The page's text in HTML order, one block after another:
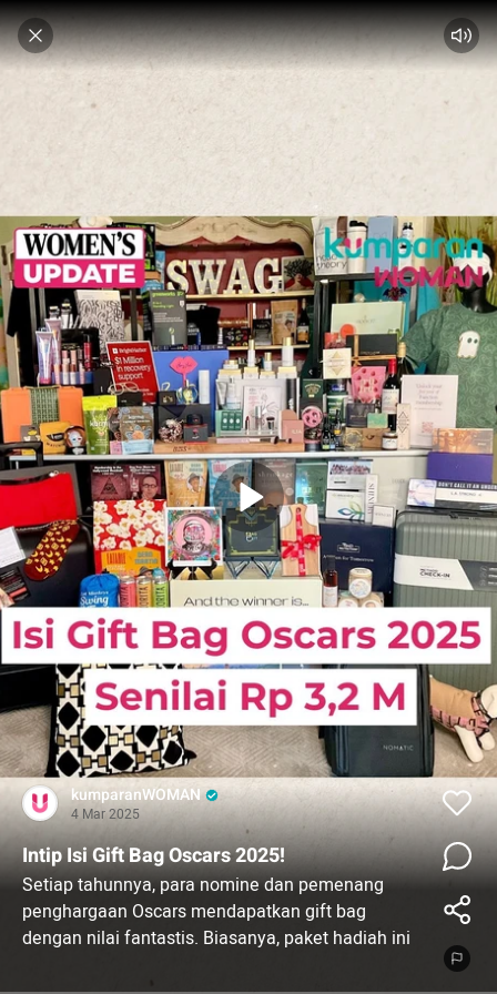
kumparanWOMAN
4 Mar 2025
Intip Isi Gift Bag Oscars 2025!
Setiap tahunnya, para nomine dan pemenang
penghargaan Oscars mendapatkan gift bag
dengan nilai fantastis. Biasanya, paket hadiah ini